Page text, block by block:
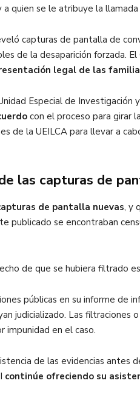
quien se le atribuye la
capturas de pantalla de
de la desaparición forzada.
legal de las
Especial de Investigación
con el proceso para girar
de la UEILCA para llevar a
las capturas de
de pantalla nuevas, y
publicado se encontraban
de que se hubiera filtrado
públicas en su informe de
judicializado. Las
impunidad en el caso.
de las evidencias antes
continúe ofreciendo su